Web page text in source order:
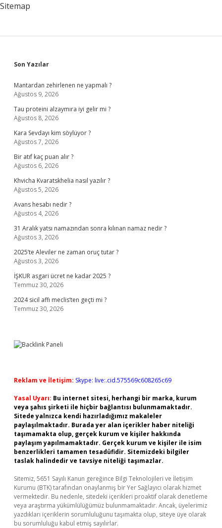
Sitemap
Sidebar
Son Yazılar
Mantardan zehirlenen ne yapmalı ?
Ağustos 9, 2026
Tau proteini alzaymıra iyi gelir mi ?
Ağustos 8, 2026
Kara Sevdayı kim söylüyor ?
Ağustos 7, 2026
Bir atıf kaç puan alır ?
Ağustos 6, 2026
Khvicha Kvaratskhelia nasıl yazılır ?
Ağustos 5, 2026
Avans hesabı nedir ?
Ağustos 4, 2026
31 Aralık yatsı namazından sonra kılınan namaz nedir ?
Ağustos 3, 2026
2025’te Aleviler ne zaman oruç tutar ?
Ağustos 3, 2026
İŞKUR asgari ücret ne kadar 2025 ?
Temmuz 30, 2026
2024 sicil affı meclis’ten geçti mi ?
Temmuz 30, 2026
Reklam ve İletişim: Skype: live:.cid.575569c608265c69
Yasal Uyarı: Bu internet sitesi, herhangi bir marka, kurum
veya şahıs şirketi ile hiçbir bağlantısı bulunmamaktadır.
Sitede yalnızca kendi hazırladığımız makaleler
paylaşılmaktadır. Burada yer alan içerikler haber niteliği
taşımamakta olup, gerçek kurum ve kişiler hakkında
paylaşım yapılmamaktadır. Gerçek kurum ve kişiler ile isim
benzerlikleri tamamen tesadüfidir. Sitemizdeki bilgiler
taslak halindedir ve tavsiye niteliği taşımazlar.
Sitemiz, 5651 Sayılı Kanun gereğince Bilgi Teknolojileri ve İletişim
Kurumu (BTK) tarafından onaylanmış bir Yer Sağlayıcı olarak hizmet
vermektedir. Bu nedenle, sitedeki içerikleri proaktif olarak denetleme
veya araştırma yükümlülüğümüz bulunmamaktadır. Ancak, üyelerimiz
yazdıkları içeriklerin sorumluluğunu taşımakta olup, siteye üye olarak
bu sorumluluğu kabul etmiş sayılırlar.